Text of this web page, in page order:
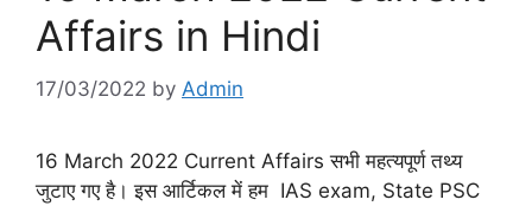
Affairs in Hindi
17/03/2022 by Admin
16 March 2022 Current Affairs सभी महत्यपूर्ण तथ्य
जुटाए गए है। इस आर्टिकल में हम IAS exam, State PSC